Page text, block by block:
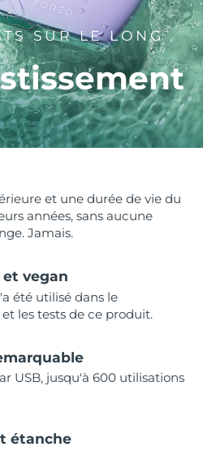
SUR LE LONG
et une durée de vie du
années, sans aucune
Jamais.
et vegan
été utilisé dans le
les tests de ce produit.
USB, jusqu'à 600 utilisations
étanche